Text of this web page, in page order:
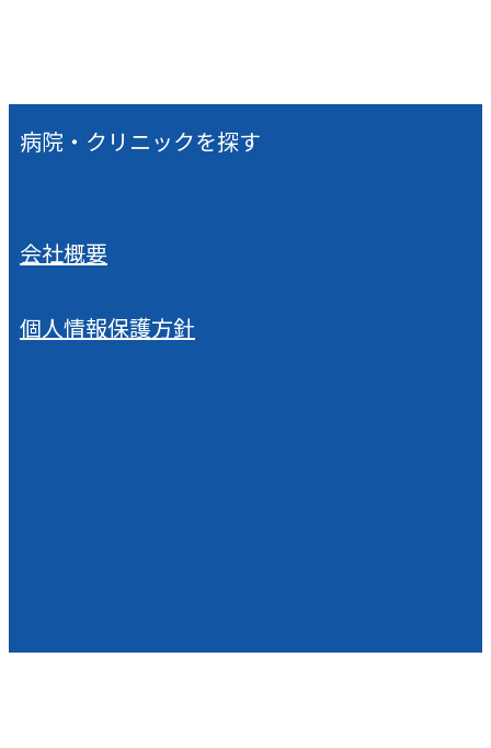
病院・クリニックを探す
会社概要
個人情報保護方針